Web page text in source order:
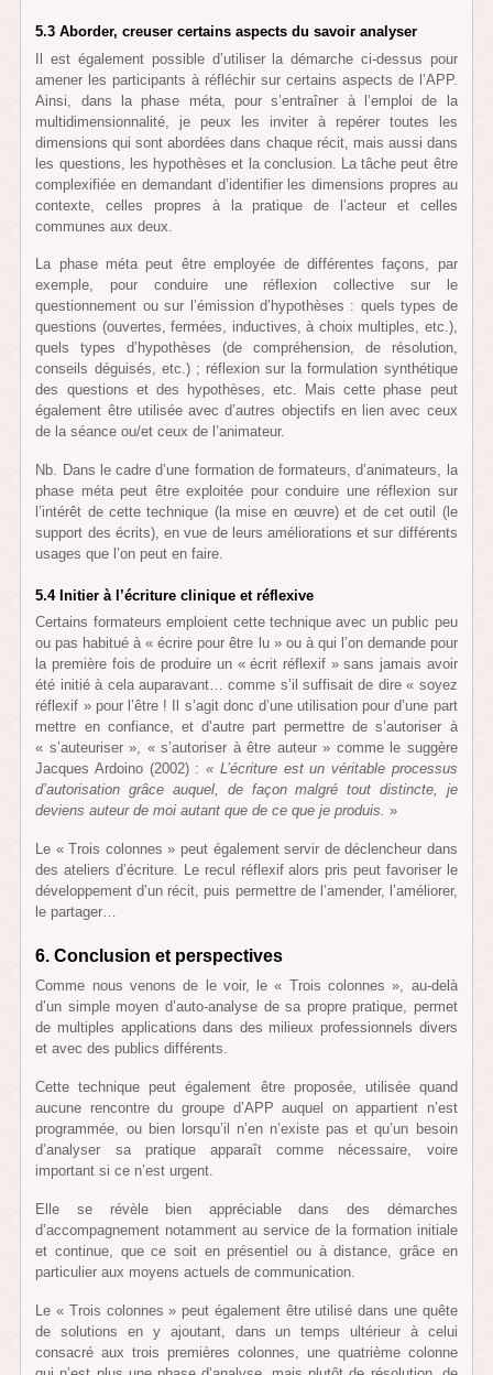
5.3 Aborder, creuser certains aspects du savoir analyser
Il est également possible d’utiliser la démarche ci-dessus pour
amener les participants à réfléchir sur certains aspects de l’APP.
Ainsi, dans la phase méta, pour s’entraîner à l’emploi de la
multidimensionnalité, je peux les inviter à repérer toutes les
dimensions qui sont abordées dans chaque récit, mais aussi dans
les questions, les hypothèses et la conclusion. La tâche peut être
complexifiée en demandant d’identifier les dimensions propres au
contexte, celles propres à la pratique de l’acteur et celles
communes aux deux.
La phase méta peut être employée de différentes façons, par
exemple, pour conduire une réflexion collective sur le
questionnement ou sur l’émission d’hypothèses : quels types de
questions (ouvertes, fermées, inductives, à choix multiples, etc.),
quels types d’hypothèses (de compréhension, de résolution,
conseils déguisés, etc.) ; réflexion sur la formulation synthétique
des questions et des hypothèses, etc. Mais cette phase peut
également être utilisée avec d’autres objectifs en lien avec ceux
de la séance ou/et ceux de l’animateur.
Nb. Dans le cadre d’une formation de formateurs, d’animateurs, la
phase méta peut être exploitée pour conduire une réflexion sur
l’intérêt de cette technique (la mise en œuvre) et de cet outil (le
support des écrits), en vue de leurs améliorations et sur différents
usages que l’on peut en faire.
5.4 Initier à l’écriture clinique et réflexive
Certains formateurs emploient cette technique avec un public peu
ou pas habitué à « écrire pour être lu » ou à qui l’on demande pour
la première fois de produire un « écrit réflexif » sans jamais avoir
été initié à cela auparavant… comme s’il suffisait de dire « soyez
réflexif » pour l’être ! Il s’agit donc d’une utilisation pour d’une part
mettre en confiance, et d’autre part permettre de s’autoriser à
« s’auteuriser », « s’autoriser à être auteur » comme le suggère
Jacques Ardoino (2002) :« L’écriture est un véritable processus
d’autorisation grâce auquel, de façon malgré tout distincte, je
deviens auteur de moi autant que de ce que je produis. »
Le « Trois colonnes » peut également servir de déclencheur dans
des ateliers d’écriture. Le recul réflexif alors pris peut favoriser le
développement d’un récit, puis permettre de l’amender, l’améliorer,
le partager…
6. Conclusion et perspectives
Comme nous venons de le voir, le « Trois colonnes », au-delà
d’un simple moyen d’auto-analyse de sa propre pratique, permet
de multiples applications dans des milieux professionnels divers
et avec des publics différents.
Cette technique peut également être proposée, utilisée quand
aucune rencontre du groupe d’APP auquel on appartient n’est
programmée, ou bien lorsqu’il n’en n’existe pas et qu’un besoin
d’analyser sa pratique apparaît comme nécessaire, voire
important si ce n’est urgent.
Elle se révèle bien appréciable dans des démarches
d’accompagnement notamment au service de la formation initiale
et continue, que ce soit en présentiel ou à distance, grâce en
particulier aux moyens actuels de communication.
Le « Trois colonnes » peut également être utilisé dans une quête
de solutions en y ajoutant, dans un temps ultérieur à celui
consacré aux trois premières colonnes, une quatrième colonne